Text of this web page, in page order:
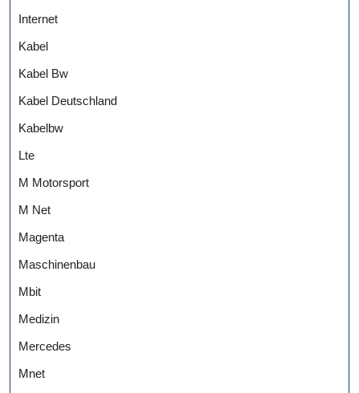
Internet
Kabel
Kabel Bw
Kabel Deutschland
Kabelbw
Lte
M Motorsport
M Net
Magenta
Maschinenbau
Mbit
Medizin
Mercedes
Mnet